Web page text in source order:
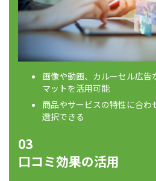
画像や動画、カルーセル広告
マットを活用可能
商品やサービスの特性に合わ
選択できる
03
口コミ効果の活用